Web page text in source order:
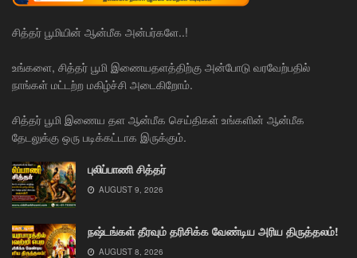
சித்தர் பூமியின் ஆன்மீக அன்பர்களே..!
உங்களை, சித்தர் பூமி இணையதளத்திற்கு அன்போடு வரவேற்பதில்
நாங்கள் மட்டற்ற மகிழ்ச்சி அடைகிறோம்.
சித்தர் பூமி இணைய தள ஆன்மீக செய்திகள் உங்களின் ஆன்மீக
தேடலுக்கு ஒரு படிக்கட்டாக இருக்கும்.
புலிப்பாணி சித்தர்
AUGUST 9, 2026
நஷ்டங்கள் தீரவும் தரிசிக்க வேண்டிய அரிய திருத்தலம்!
AUGUST 8, 2026